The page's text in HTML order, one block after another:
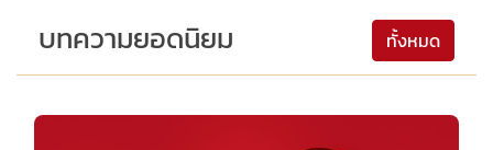
บทความยอดนิยม ทั้งหมด